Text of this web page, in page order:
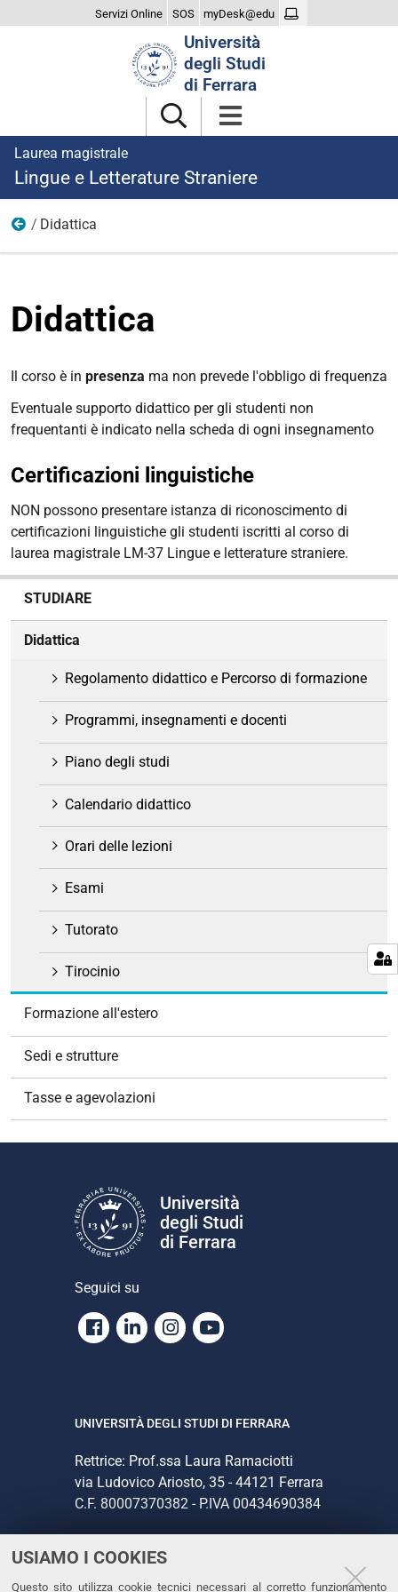
USIAMO I COOKIES
Questo sito utilizza cookie tecnici necessari al corretto funzionamento
Servizi Online SOS myDesk@edu
Università
degli Studi
di Ferrara
Laurea magistrale
Lingue e Letterature Straniere
Studiare
Didattica
Didattica
Il corso è in presenza ma non prevede l'obbligo di frequenza
Eventuale supporto didattico per gli studenti non
frequentanti è indicato nella scheda di ogni insegnamento
Certificazioni linguistiche
NON possono presentare istanza di riconoscimento di
certificazioni linguistiche gli studenti iscritti al corso di
laurea magistrale LM-37 Lingue e letterature straniere.
STUDIARE
Didattica
Regolamento didattico e Percorso di formazione
Programmi, insegnamenti e docenti
Piano degli studi
Calendario didattico
Orari delle lezioni
Esami
Tutorato
Tirocinio
Formazione all'estero
Sedi e strutture
Tasse e agevolazioni
Università
degli Studi
di Ferrara
Seguici su
Facebook
LinkedinInstagram
Youtube
UNIVERSITÀ DEGLI STUDI DI FERRARA
Rettrice: Prof.ssa Laura Ramaciotti
via Ludovico Ariosto, 35 - 44121 Ferrara
C.F. 80007370382 - P.IVA 00434690384
CONTATTI